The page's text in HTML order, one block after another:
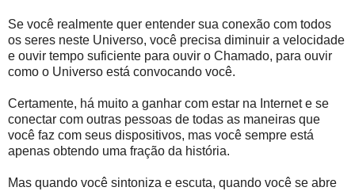
Se você realmente quer entender sua conexão com todos
os seres neste Universo, você precisa diminuir a velocidade
e ouvir tempo suficiente para ouvir o Chamado, para ouvir
como o Universo está convocando você.
Certamente, há muito a ganhar com estar na Internet e se
conectar com outras pessoas de todas as maneiras que
você faz com seus dispositivos, mas você sempre está
apenas obtendo uma fração da história.
Mas quando você sintoniza e escuta, quando você se abre